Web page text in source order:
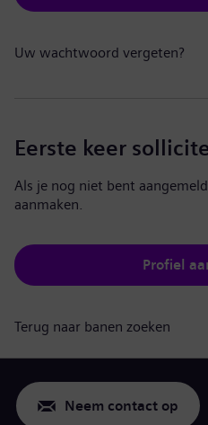
Uw wachtwoord vergeten?
Eerste keer
Als je nog niet bent
aanmaken.
Profiel
Terug naar banen zoeken
Neem contact op